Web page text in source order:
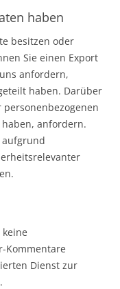
haben
besitzen oder
Sie einen Export
anfordern,
haben. Darüber
anfordern.
aufgrund
Kommentare
Dienst zur